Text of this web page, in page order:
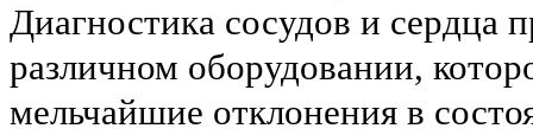
Диагностика сосудов и сердца
различном оборудовании,
мельчайшие отклонения в